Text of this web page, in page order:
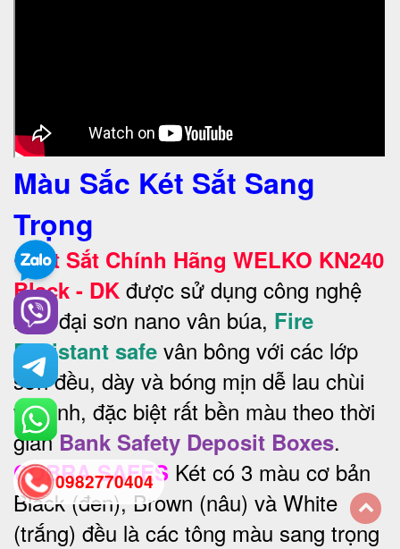
Màu Sắc Két Sắt Sang
Trọng
• Két Sắt Chính Hãng WELKO KN240
Black - DK được sử dụng công nghệ
hiện đại sơn nano vân búa, Fire
Resistant safe vân bông với các lớp
sơn đều, dày và bóng mịn dễ lau chùi
vệ sinh, đặc biệt rất bền màu theo thời
gianBank Safety Deposit Boxes.
COBRA SAFES Két có 3 màu cơ bản
Black (đen), Brown (nâu) và White
(trắng) đều là các tông màu sang trọng
0982770404
back